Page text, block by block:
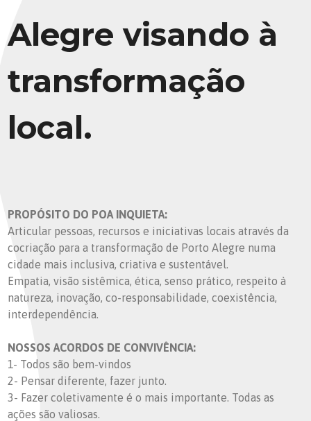
Alegre visando à
transformação
local.
PROPÓSITO DO POA INQUIETA:
Articular pessoas, recursos e iniciativas locais através da
cocriação para a transformação de Porto Alegre numa
cidade mais inclusiva, criativa e sustentável.
Empatia, visão sistêmica, ética, senso prático, respeito à
natureza, inovação, co-responsabilidade, coexistência,
interdependência.
NOSSOS ACORDOS DE CONVIVÊNCIA:
1- Todos são bem-vindos
2- Pensar diferente, fazer junto.
3- Fazer coletivamente é o mais importante. Todas as
ações são valiosas.